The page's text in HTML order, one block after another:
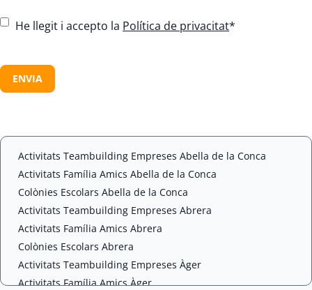
C
s
e
*
He llegit i accepto la Política de privacitat*
A
P
H
Activitats Teambuilding Empreses Abella de la Conca
Activitats Família Amics Abella de la Conca
Colònies Escolars Abella de la Conca
Activitats Teambuilding Empreses Abrera
Activitats Família Amics Abrera
Colònies Escolars Abrera
Activitats Teambuilding Empreses Àger
Activitats Família Amics Àger